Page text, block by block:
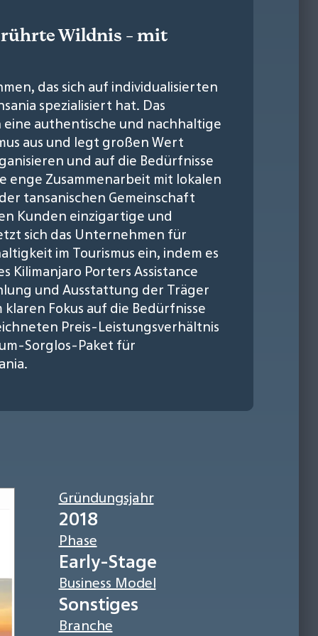
Wildnis - mit
das sich auf individualisierten
spezialisiert hat. Das
authentische und nachhaltige
aus und legt großen Wert
und auf die Bedürfnisse
enge Zusammenarbeit mit lokalen
tansanischen Gemeinschaft
Kunden einzigartige und
sich das Unternehmen für
im Tourismus ein, indem es
Kilimanjaro Porters Assistance
und Ausstattung der Träger
Fokus auf die Bedürfnisse
Preis-Leistungsverhältnis
Sorglos-Paket für
Gründungsjahr
2018
Phase
Early-Stage
Business Model
Sonstiges
Branche